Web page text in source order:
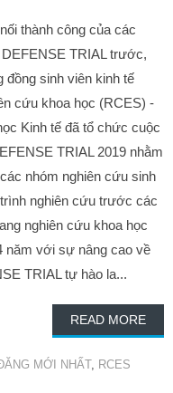
thành công của các
DEFENSE TRIAL trước,
đồng sinh viên kinh tế
cứu khoa học (RCES) -
Kinh tế đã tổ chức cuộc
TRIAL 2019 nhằm
nhóm nghiên cứu sinh
nghiên cứu trước các
nghiên cứu khoa học
năm với sự nâng cao về
TRIAL tự hào la...
READ MORE
MỚI NHẤT, RCES